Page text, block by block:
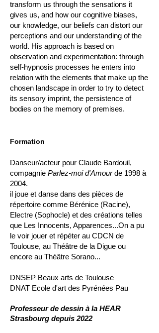
transform us through the sensations it
gives us, and how our cognitive biases,
our knowledge, our beliefs can distort our
perceptions and our understanding of the
world. His approach is based on
observation and experimentation: through
self-hypnosis processes he enters into
relation with the elements that make up the
chosen landscape in order to try to detect
its sensory imprint, the persistence of
bodies on the memory of premises.
Formation
Danseur/acteur pour Claude Bardouil,
compagnie Parlez-moi d'Amourde 1998 à
2004.
il joue et danse dans des pièces de
répertoire comme Bérénice (Racine),
Electre (Sophocle) et des créations telles
que Les Innocents, Apparences...On a pu
le voir jouer et répéter au CDCN de
Toulouse, au Théâtre de la Digue ou
encore au Théâtre Sorano...
DNSEP Beaux arts de Toulouse
DNAT Ecole d'art des Pyrénées Pau
Professeur de dessin à la HEAR
Strasbourg depuis 2022